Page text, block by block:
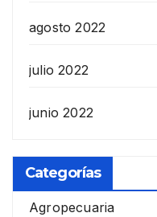
agosto 2022
julio 2022
junio 2022
Categorías
Agropecuaria